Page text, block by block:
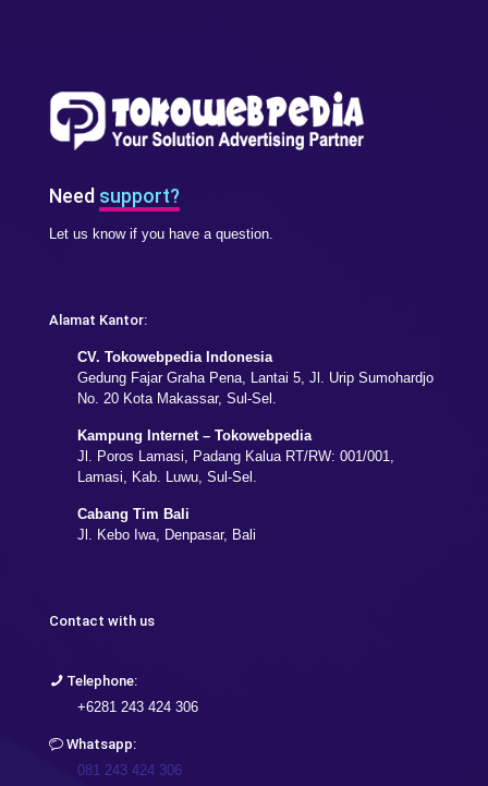
Need support?
Let us know if you have a question.
Alamat Kantor:
CV. Tokowebpedia Indonesia
Gedung Fajar Graha Pena, Lantai 5, Jl. Urip Sumohardjo
No. 20 Kota Makassar, Sul-Sel.
Kampung Internet – Tokowebpedia
Jl. Poros Lamasi, Padang Kalua RT/RW: 001/001,
Lamasi, Kab. Luwu, Sul-Sel.
Cabang Tim Bali
Jl. Kebo Iwa, Denpasar, Bali
Contact with us
Telephone:
+6281 243 424 306
Whatsapp:
081 243 424 306